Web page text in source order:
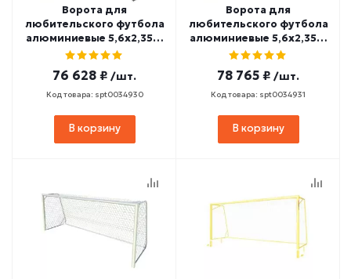
Ворота для
любительского футбола
алюминиевые 5,6х2,35 м
стационарные 100х120
560-2P)
76 628 ₽ /шт.
Код товара: spt0034930
В корзину
Ворота для
любительского футбола
алюминиевые 5,6х2,35 м
стационарные 100х120
560-3P)
78 765 ₽ /шт.
Код товара: spt0034931
В корзину